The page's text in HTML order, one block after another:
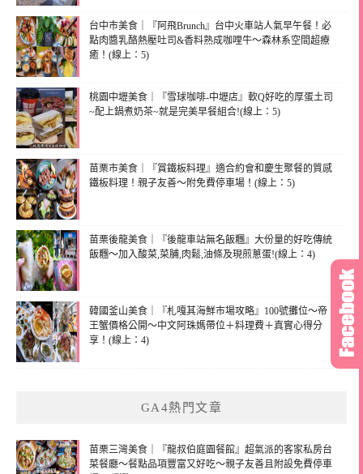
台中市美食｜『阿飛Brunch』台中火車站人氣早午餐！必
點肉醬乳酪熱壓吐司&香料熟成咖哩牛～森林系空間超療
癒！(線上：5)
桃園中壢美食｜『雪球咖啡-中壢店』軟Q好吃的厚蛋土司
~配上鍋煮奶茶~就是完美早餐組合!(線上：5)
苗栗市美食｜『賞鐵板料理』適合約會和慶生聚餐的質感
鐵板料理！親子友善～附免費停車場！(線上：5)
苗栗後龍美食｜『後龍車站無名飯糰』大份量的好吃傳統
飯糰～加入酸菜,菜脯,肉鬆,油條及現煎蔥蛋!(線上：4)
韓國釜山美食｜『札嘎其海鮮市場攻略』100號攤位～帝
王蟹價格公開～中文阿珠媽帶位＋料理費＋真實心得分
享！(線上：4)
GA4熱門文章
苗栗三灣美食｜『龍叔伯庭園餐館』超氣派的客家私房台
菜餐廳～餐點品項豐富又好吃～親子友善且附設免費停車